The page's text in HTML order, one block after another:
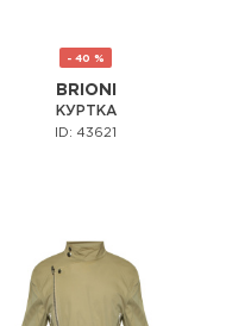
- 40 %
BRIONI
КУРТКА
ID: 43621